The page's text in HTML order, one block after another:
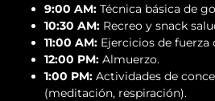
9:00 AM: Técnica básica de
10:30 AM: Recreo y snack
11:00 AM: Ejercicios de fuerza
12:00 PM: Almuerzo.
1:00 PM: Actividades de
(meditación, respiración).